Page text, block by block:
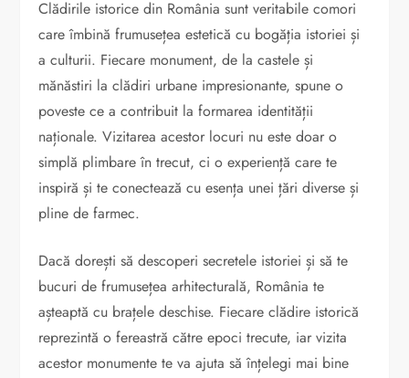
Clădirile istorice din România sunt veritabile comori
care îmbină frumusețea estetică cu bogăția istoriei și
a culturii. Fiecare monument, de la castele și
mănăstiri la clădiri urbane impresionante, spune o
poveste ce a contribuit la formarea identității
naționale. Vizitarea acestor locuri nu este doar o
simplă plimbare în trecut, ci o experiență care te
inspiră și te conectează cu esența unei țări diverse și
pline de farmec.
Dacă dorești să descoperi secretele istoriei și să te
bucuri de frumusețea arhitecturală, România te
așteaptă cu brațele deschise. Fiecare clădire istorică
reprezintă o fereastră către epoci trecute, iar vizita
acestor monumente te va ajuta să înțelegi mai bine